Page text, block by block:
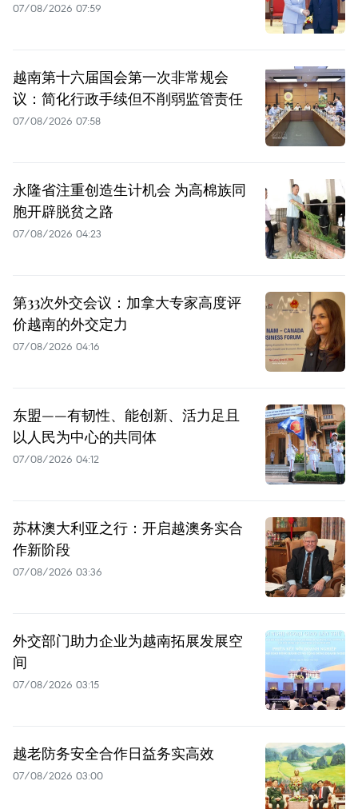
07/08/2026 07:59
越南第十六届国会第一次非常规会
议：简化行政手续但不削弱监管责任
07/08/2026 07:58
永隆省注重创造生计机会 为高棉族同
胞开辟脱贫之路
07/08/2026 04:23
第33次外交会议：加拿大专家高度评
价越南的外交定力
07/08/2026 04:16
东盟——有韧性、能创新、活力足且
以人民为中心的共同体
07/08/2026 04:12
苏林澳大利亚之行：开启越澳务实合
作新阶段
07/08/2026 03:36
外交部门助力企业为越南拓展发展空
间
07/08/2026 03:15
越老防务安全合作日益务实高效
07/08/2026 03:00